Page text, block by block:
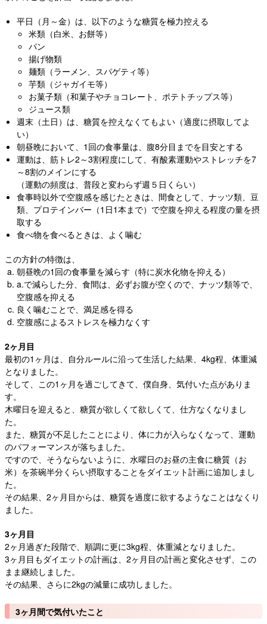
平日（月～金）は、以下のような糖質を極力控える
米類（白米、お餅等）
パン
揚げ物類
麺類（ラーメン、スパゲティ等）
芋類（ジャガイモ等）
お菓子類（和菓子やチョコレート、ポテトチップス等）
ジュース類
週末（土日）は、糖質を控えなくてもよい（適度に摂取してよ
い）
朝昼晩において、1回の食事量は、腹8分目までを目安とする
運動は、筋トレ2～3割程度にして、有酸素運動やストレッチを7
～8割のメインにする
（運動の頻度は、普段と変わらず週５日くらい）
食事時以外で空腹感を感じたときは、間食として、ナッツ類、豆
類、プロテインバー（1日1本まで）で空腹を抑える程度の量を摂
取する
食べ物を食べるときは、よく噛む
この方針の特徴は、
朝昼晩の1回の食事量を減らす（特に炭水化物を抑える）
a.で減らした分、食間は、必ずお腹が空くので、ナッツ類等で、
空腹感を抑える
良く噛むことで、満足感を得る
空腹感によるストレスを極力なくす
2ヶ月目
最初の1ヶ月は、自分ルールに沿って生活した結果、4kg程、体重減
となりました。
そして、この1ヶ月を過ごしてきて、僕自身、気付いた点がありま
す。
木曜日を迎えると、糖質が欲しくて欲しくて、仕方なくなりまし
た。
また、糖質が不足したことにより、体に力が入らなくなって、運動
のパフォーマンスが落ちました。
ですので、そうならないように、水曜日のお昼の主食に糖質（お
米）を茶碗半分くらい摂取することをダイエット計画に追加しまし
た。
その結果、2ヶ月目からは、糖質を過度に欲するようなことはなくり
ました。
3ヶ月目
2ヶ月過ぎた段階で、順調に更に3kg程、体重減となりました。
3ヶ月目もダイエットの計画は、2ヶ月目の計画と変化させず、この
まま継続しました。
その結果、さらに2kgの減量に成功しました。
3ヶ月間で気付いたこと